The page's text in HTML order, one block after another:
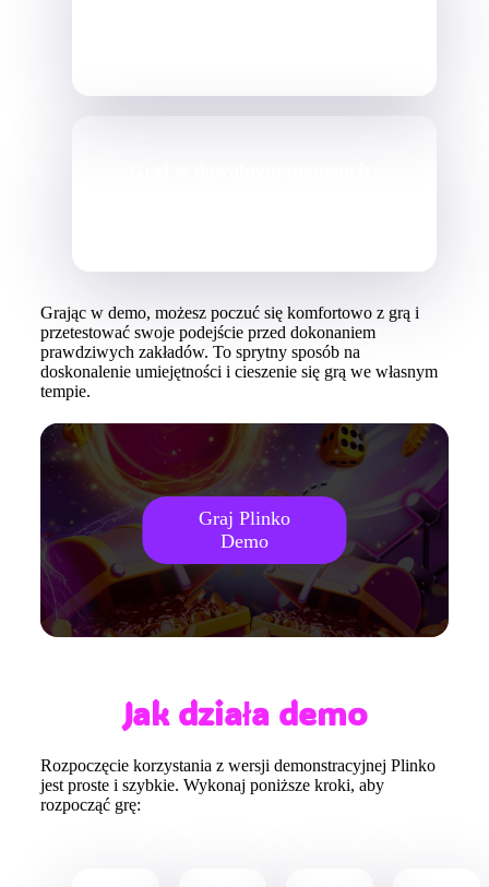
Grając w demo, możesz poczuć się komfortowo z grą i
przetestować swoje podejście przed dokonaniem
prawdziwych zakładów. To sprytny sposób na
doskonalenie umiejętności i cieszenie się grą we własnym
tempie.
Graj Plinko
Demo
Jak działa demo
Rozpoczęcie korzystania z wersji demonstracyjnej Plinko
jest proste i szybkie. Wykonaj poniższe kroki, aby
rozpocząć grę: